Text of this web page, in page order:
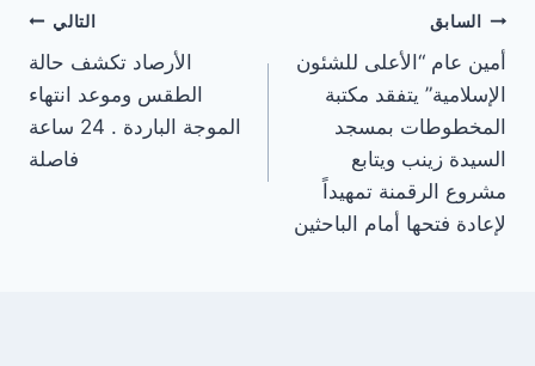
تصفّح
المقالات
السابق
أمين عام “الأعلى للشئون
الإسلامية” يتفقد مكتبة
المخطوطات بمسجد
السيدة زينب ويتابع
مشروع الرقمنة تمهيداً
لإعادة فتحها أمام الباحثين
التالي
الأرصاد تكشف حالة
الطقس وموعد انتهاء
الموجة الباردة . 24 ساعة
فاصلة